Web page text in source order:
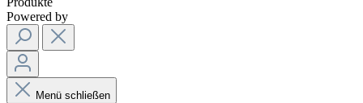
Powered by
Menü schließen